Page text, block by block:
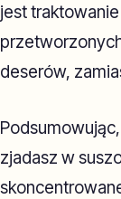
jest
deserów,
zjadasz w